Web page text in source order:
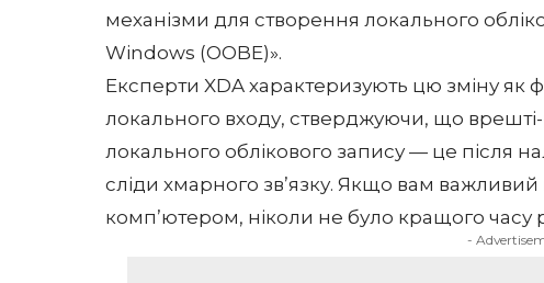
механізми для створення локального
Windows (OOBE)».
ЕкспертиXDA характеризують цю зміну як
локального входу, стверджуючи, що
локального облікового запису — це після
сліди хмарного зв’язку. Якщо вам
комп’ютером, ніколи не було кращого часу
-